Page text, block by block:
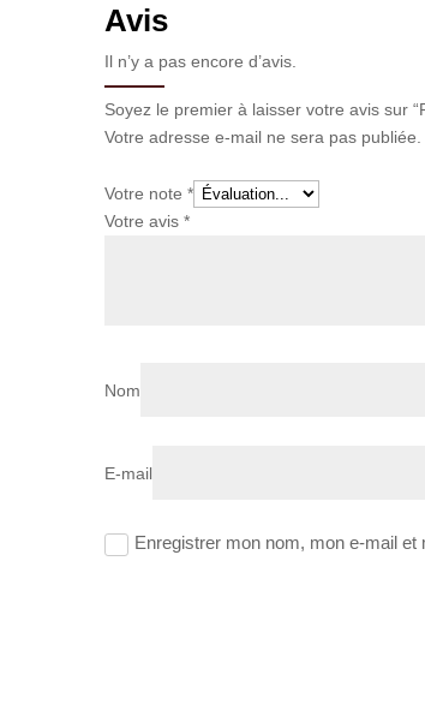
Avis
Il n’y a pas encore d’avis.
Soyez le premier à laisser votre avis sur
Votre adresse e-mail ne sera pas publiée.
Votre note *
Votre avis *
Nom
E-mail
Enregistrer mon nom, mon e-mail